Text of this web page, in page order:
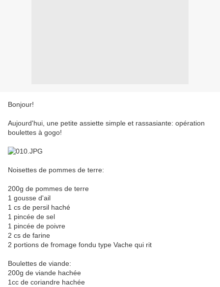
Bonjour!
Aujourd'hui, une petite assiette simple et rassasiante: opération
boulettes à gogo!
Noisettes de pommes de terre:
200g de pommes de terre
1 gousse d'ail
1 cs de persil haché
1 pincée de sel
1 pincée de poivre
2 cs de farine
2 portions de fromage fondu type Vache qui rit
Boulettes de viande:
200g de viande hachée
1cc de coriandre hachée